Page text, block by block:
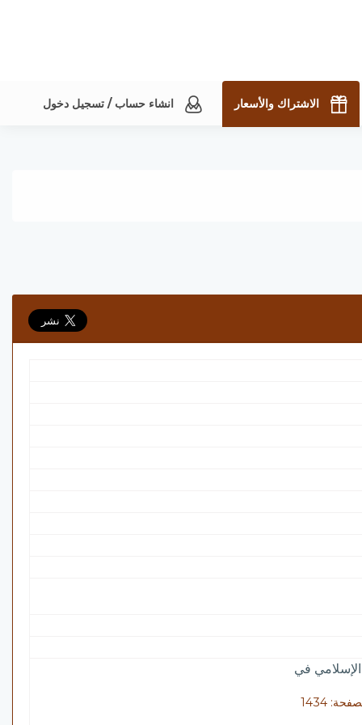
الاشتراك والأسعار انشاء حساب / تسجيل دخول
في